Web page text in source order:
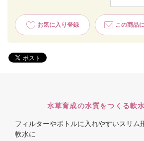
お気に入り登録 この商品
水草育成の水質をつくる軟
フィルターやボトルに入れやすいスリム
軟水に